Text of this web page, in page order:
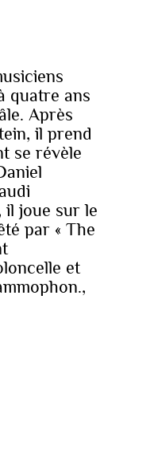
quatre ans
Après
il prend
se révèle
il joue sur le
par « The
et